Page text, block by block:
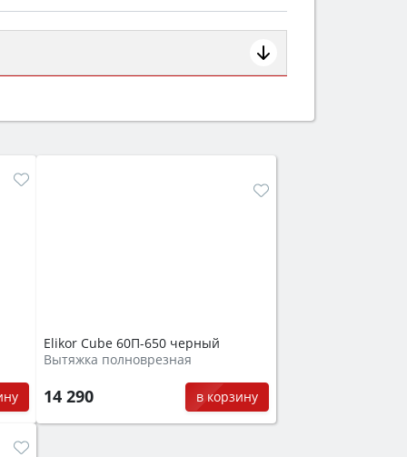
от детей).
Elikor Cube 60П-650 черный
Вытяжка полноврезная
14 290 в корзину